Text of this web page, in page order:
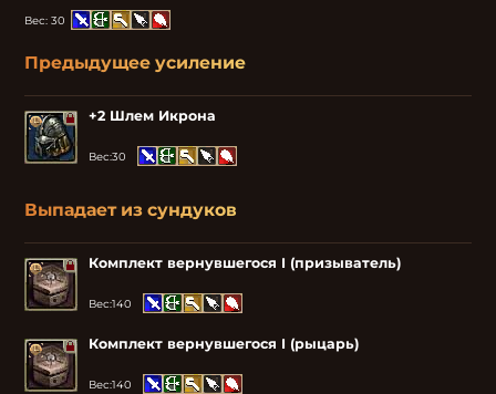
Вес:30
Предыдущее усиление
+2 Шлем Икрона
Вес:30
Выпадает из сундуков
Комплект вернувшегося I (призыватель)
Вес:140
Комплект вернувшегося I (рыцарь)
Вес:140